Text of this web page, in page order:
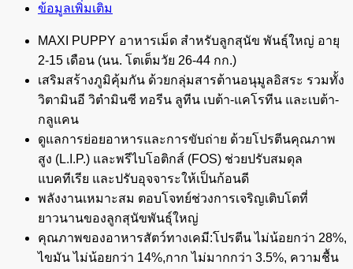
ข้อมูลเพิ่มเติม
MAXI PUPPY อาหารเม็ด สำหรับลูกสุนัข พันธุ์ใหญ่ อายุ
2-15 เดือน (นน. โตเต็มวัย 26-44 กก.)
เสริมสร้างภูมิคุ้มกัน ด้วยกลุ่มสารต้านอนุมูลอิสระ รวมทั้ง
วิตามินอี วิตำมินซี ทอรีน ลูทีน เบต้า-แคโรทีน และเบต้า-
กลูแคน
ดูแลการย่อยอาหารและการขับถ่าย ด้วยโปรตีนคุณภาพ
สูง (L.I.P.) และพรีไบโอติกส์ (FOS) ช่วยปรับสมดุล
แบคทีเรีย และปรับอุจจาระให้เป็นก้อนดี
พลังงานเหมาะสม ตอบโจทย์ช่วงการเจริญเติบโตที่
ยาวนานของลูกสุนัขพันธุ์ใหญ่
คุณภาพของอาหารสัตว์ทางเคมี:โปรตีน ไม่น้อยกว่า 28%,
ไขมัน ไม่น้อยกว่า 14%,กาก ไม่มากกว่า 3.5%, ความชื้น